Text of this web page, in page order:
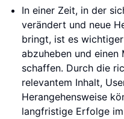
In einer Zeit, in der
verändert und neue
bringt, ist es
abzuheben und
schaffen. Durch die
relevantem Inhalt,
Herangehensweise
langfristige Erfolge